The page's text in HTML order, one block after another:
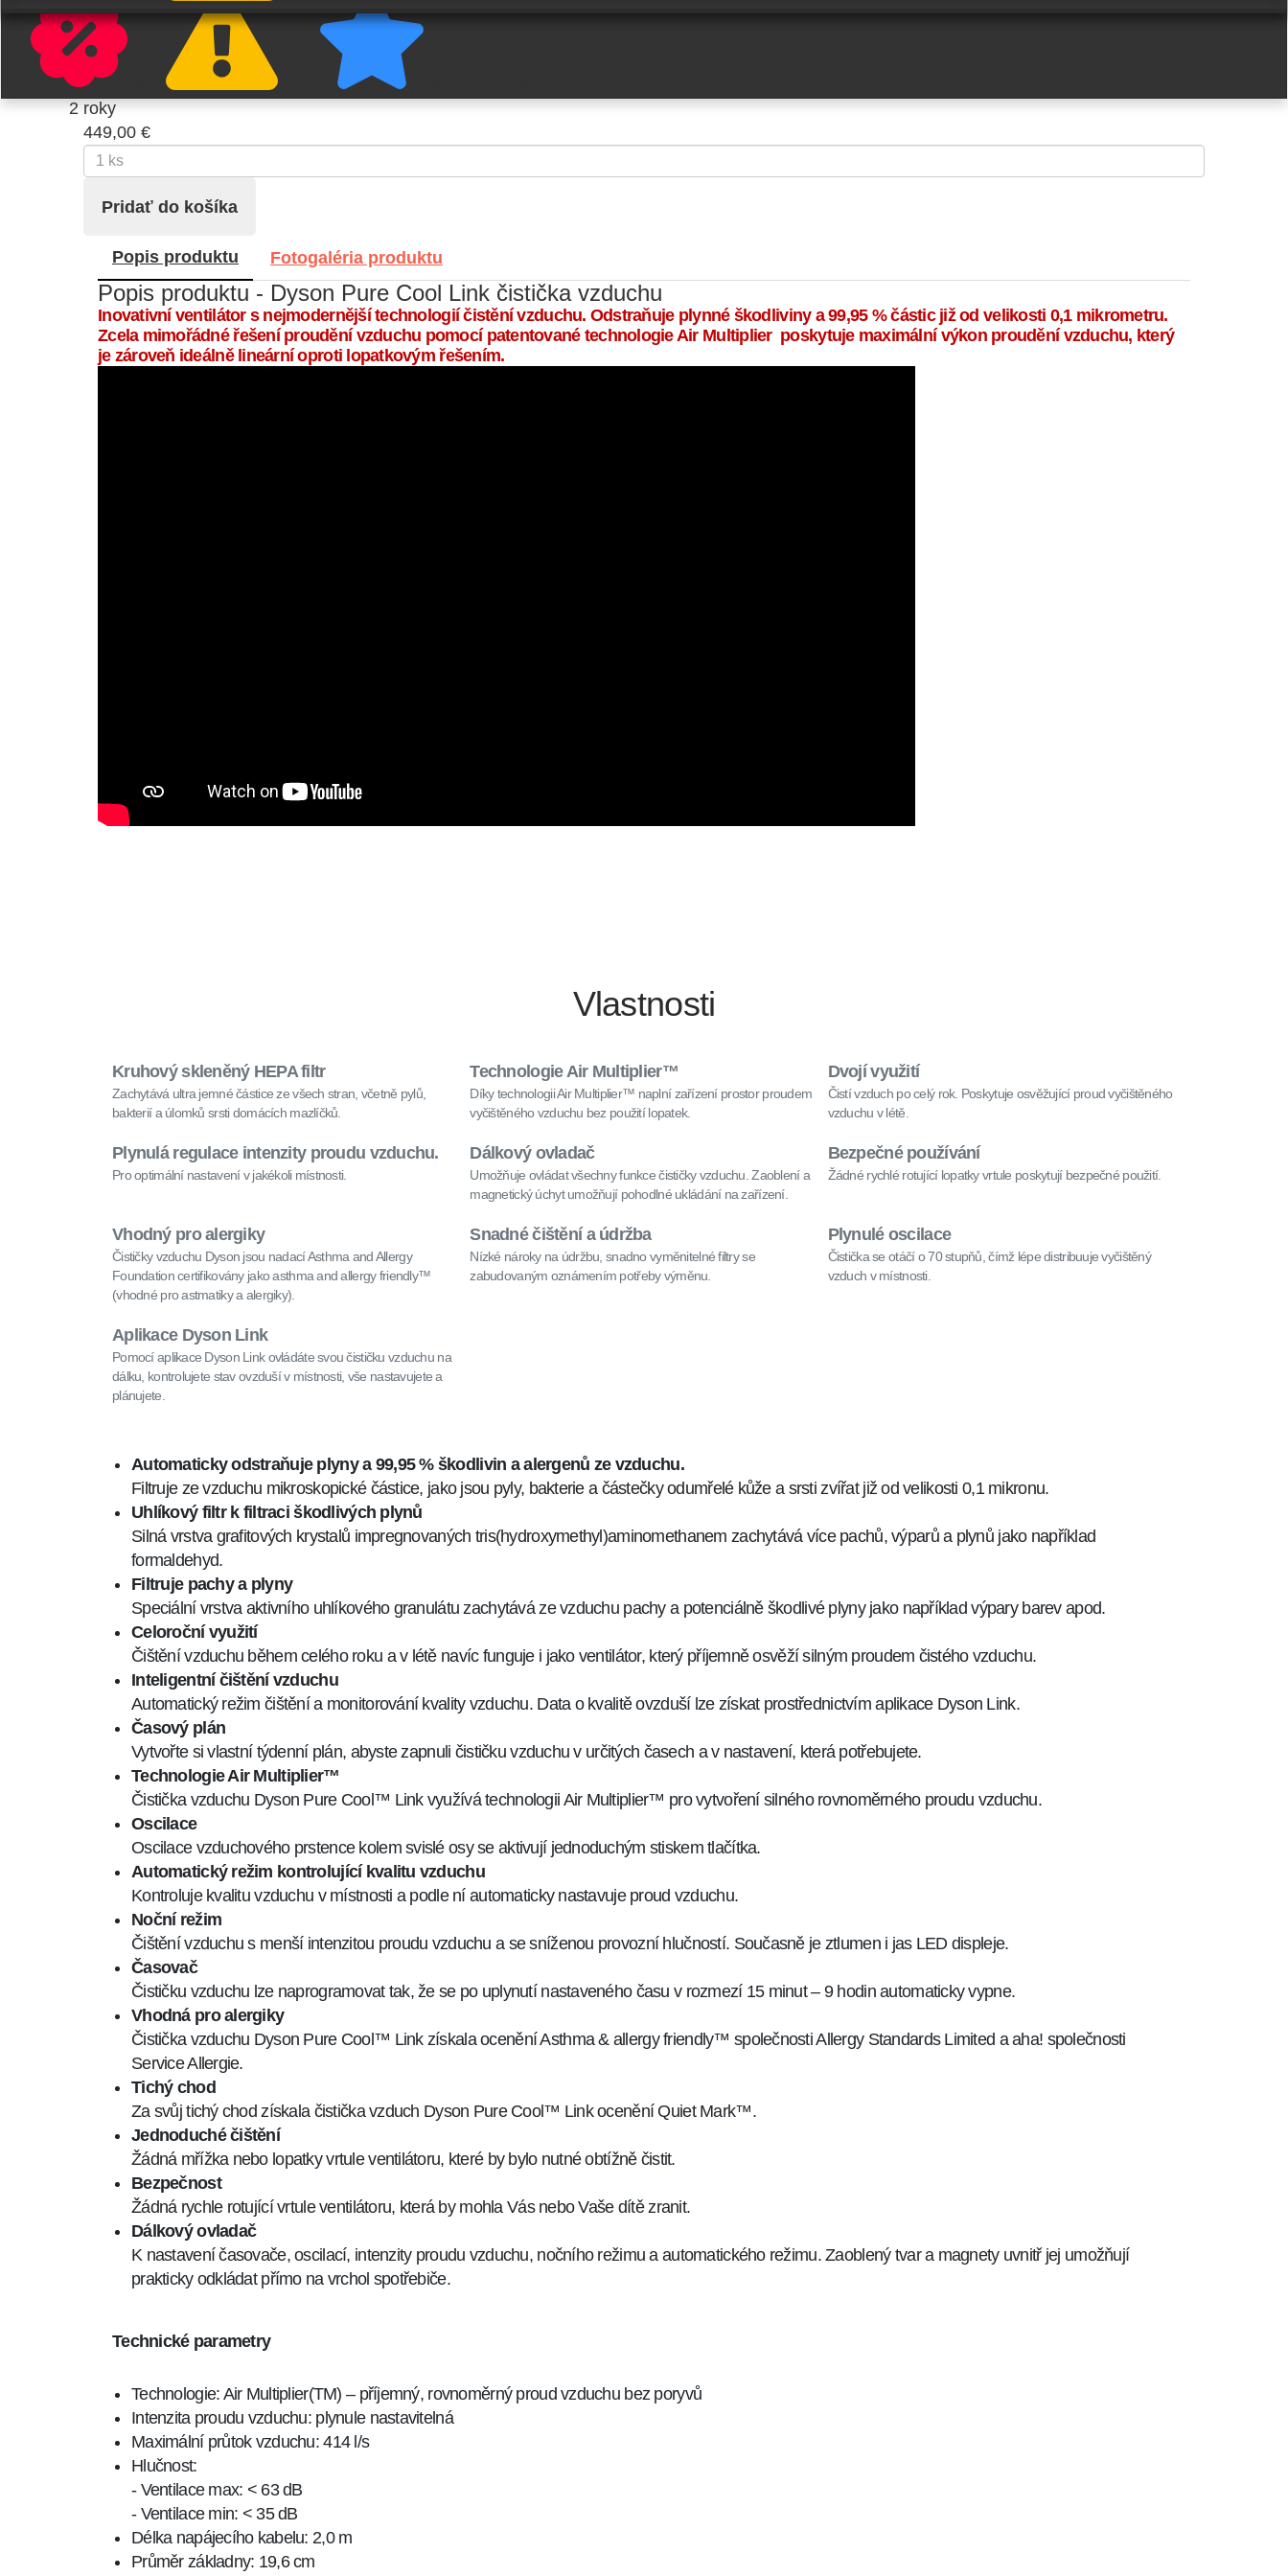
Akčné produkty Lacné infrapanely
58W
Dostupnosť
momentálne nedostupné
Záruka
2 roky
449,00 €
Popis produktu Fotogaléria produktu
Popis produktu - Dyson Pure Cool Link čistička vzduchu
Inovativní ventilátor s nejmodernější technologií čistění vzduchu. Odstraňuje plynné škodliviny a 99,95 % částic již od velikosti 0,1 mikrometru.
Zcela mimořádné řešení proudění vzduchu pomocí patentované technologie Air Multiplier poskytuje maximální výkon proudění vzduchu, který
je zároveň ideálně lineární oproti lopatkovým řešením.
Vlastnosti
Kruhový skleněný HEPA filtr
Zachytává ultra jemné částice ze všech stran, včetně pylů,
bakterií a úlomků srsti domácích mazlíčků.
Technologie Air Multiplier™
Díky technologii Air Multiplier™ naplní zařízení prostor proudem
vyčištěného vzduchu bez použití lopatek.
Dvojí využití
Čistí vzduch po celý rok. Poskytuje osvěžující proud vyčištěného
vzduchu v létě.
Plynulá regulace intenzity proudu vzduchu.
Pro optimální nastavení v jakékoli místnosti.
Dálkový ovladač
Umožňuje ovládat všechny funkce čističky vzduchu. Zaoblení a
magnetický úchyt umožňují pohodlné ukládání na zařízení.
Bezpečné používání
Žádné rychlé rotující lopatky vrtule poskytují bezpečné použití.
Vhodný pro alergiky
Čističky vzduchu Dyson jsou nadací Asthma and Allergy
Foundation certifikovány jako asthma and allergy friendly™
(vhodné pro astmatiky a alergiky).
Snadné čištění a údržba
Nízké nároky na údržbu, snadno vyměnitelné filtry se
zabudovaným oznámením potřeby výměnu.
Plynulé oscilace
Čistička se otáčí o 70 stupňů, čímž lépe distribuuje vyčištěný
vzduch v místnosti.
Aplikace Dyson Link
Pomocí aplikace Dyson Link ovládáte svou čističku vzduchu na
dálku, kontrolujete stav ovzduší v místnosti, vše nastavujete a
plánujete.
Automaticky odstraňuje plyny a 99,95 % škodlivin a alergenů ze vzduchu.
Filtruje ze vzduchu mikroskopické částice, jako jsou pyly, bakterie a částečky odumřelé kůže a srsti zvířat již od velikosti 0,1 mikronu.
Uhlíkový filtr k filtraci škodlivých plynů
Silná vrstva grafitových krystalů impregnovaných tris(hydroxymethyl)aminomethanem zachytává více pachů, výparů a plynů jako například
formaldehyd.
Filtruje pachy a plyny
Speciální vrstva aktivního uhlíkového granulátu zachytává ze vzduchu pachy a potenciálně škodlivé plyny jako například výpary barev apod.
Celoroční využití
Čištění vzduchu během celého roku a v létě navíc funguje i jako ventilátor, který příjemně osvěží silným proudem čistého vzduchu.
Inteligentní čištění vzduchu
Automatický režim čištění a monitorování kvality vzduchu. Data o kvalitě ovzduší lze získat prostřednictvím aplikace Dyson Link.
Časový plán
Vytvořte si vlastní týdenní plán, abyste zapnuli čističku vzduchu v určitých časech a v nastavení, která potřebujete.
Technologie Air Multiplier™
Čistička vzduchu Dyson Pure Cool™ Link využívá technologii Air Multiplier™ pro vytvoření silného rovnoměrného proudu vzduchu.
Oscilace
Oscilace vzduchového prstence kolem svislé osy se aktivují jednoduchým stiskem tlačítka.
Automatický režim kontrolující kvalitu vzduchu
Kontroluje kvalitu vzduchu v místnosti a podle ní automaticky nastavuje proud vzduchu.
Noční režim
Čištění vzduchu s menší intenzitou proudu vzduchu a se sníženou provozní hlučností. Současně je ztlumen i jas LED displeje.
Časovač
Čističku vzduchu lze naprogramovat tak, že se po uplynutí nastaveného času v rozmezí 15 minut – 9 hodin automaticky vypne.
Vhodná pro alergiky
Čistička vzduchu Dyson Pure Cool™ Link získala ocenění Asthma & allergy friendly™ společnosti Allergy Standards Limited a aha! společnosti
Service Allergie.
Tichý chod
Za svůj tichý chod získala čistička vzduch Dyson Pure Cool™ Link ocenění Quiet Mark™.
Jednoduché čištění
Žádná mřížka nebo lopatky vrtule ventilátoru, které by bylo nutné obtížně čistit.
Bezpečnost
Žádná rychle rotující vrtule ventilátoru, která by mohla Vás nebo Vaše dítě zranit.
Dálkový ovladač
K nastavení časovače, oscilací, intenzity proudu vzduchu, nočního režimu a automatického režimu. Zaoblený tvar a magnety uvnitř jej umožňují
prakticky odkládat přímo na vrchol spotřebiče.
Technické parametry
Technologie: Air Multiplier(TM) – příjemný, rovnoměrný proud vzduchu bez poryvů
Intenzita proudu vzduchu: plynule nastavitelná
Maximální průtok vzduchu: 414 l/s
Hlučnost:
- Ventilace max: < 63 dB
- Ventilace min: < 35 dB
Délka napájecího kabelu: 2,0 m
Průměr základny: 19,6 cm